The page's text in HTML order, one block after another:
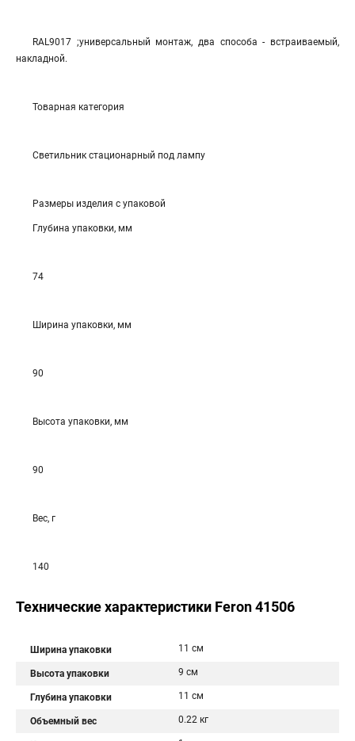
RAL9017 ;универсальный монтаж, два способа - встраиваемый,
накладной.
Товарная категория
Светильник стационарный под лампу
Размеры изделия с упаковой
Глубина упаковки, мм
74
Ширина упаковки, мм
90
Высота упаковки, мм
90
Вес, г
140
Технические характеристики Feron 41506
Ширина упаковки 11 см
Высота упаковки 9 см
Глубина упаковки 11 см
Объемный вес 0.22 кг